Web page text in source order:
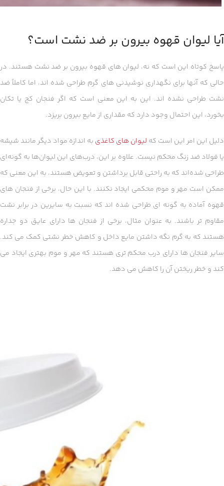
آیا لیوان قهوه بیرون بر ضد نشت است؟
پاسخ کوتاه این است که نه، لیوان های قهوه بیرون بر ضد نشت هستند. در
حالی که آنها برای نگهداری نوشیدنی های گرم طراحی شده اند، اما کاملاً ضد
نشت طراحی نشده اند. این به این معنی است که اگر فنجان کج یا تکان
بخورد، این احتمال وجود دارد که مقداری از مایع بیرون بریزد.
دلیل این امر این است که لیوان های کاغذی به اندازه مواد دیگر مانند شیشه
یا فولاد ضد زنگ محکم نیست. علاوه بر این، درب‌های این لیوان‌ها به گونه‌ای
طراحی شده‌اند که به راحتی قابل برداشتن و تعویض هستند، به این معنی که
ممکن است مهر و موم محکمی ایجاد نکنند. با این حال، برخی از فنجان های
قهوه آماده به گونه ای طراحی شده اند که نسبت به سایرین در برابر نشت
مقاوم تر باشند. به عنوان مثال، برخی از فنجان ها دارای عایق دو جداره
هستند که به گرم نگه داشتن مایع داخل و کاهش خطر نشتی کمک می کند.
سایر فنجان ها دارای درب محکم تری هستند که مهر و موم بهتری ایجاد می
کند و خطر ریختن آن را کاهش می دهد.